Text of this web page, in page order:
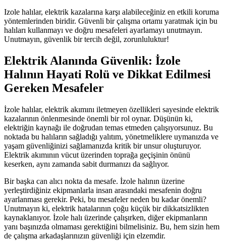
Izole halılar, elektrik kazalarına karşı alabileceğiniz en etkili koruma
yöntemlerinden biridir. Güvenli bir çalışma ortamı yaratmak için bu
halıları kullanmayı ve doğru mesafeleri ayarlamayı unutmayın.
Unutmayın, güvenlik bir tercih değil, zorunluluktur!
Elektrik Alanında Güvenlik: İzole
Halının Hayati Rolü ve Dikkat Edilmesi
Gereken Mesafeler
İzole halılar, elektrik akımını iletmeyen özellikleri sayesinde elektrik
kazalarının önlenmesinde önemli bir rol oynar. Düşünün ki,
elektriğin kaynağı ile doğrudan temas etmeden çalışıyorsunuz. Bu
noktada bu halıların sağladığı yalıtım, yönetmeliklere uymanızda ve
yaşam güvenliğinizi sağlamanızda kritik bir unsur oluşturuyor.
Elektrik akımının vücut üzerinden toprağa geçişinin önünü
keserken, aynı zamanda sabit durmanızı da sağlıyor.
Bir başka can alıcı nokta da mesafe. İzole halının üzerine
yerleştirdiğiniz ekipmanlarla insan arasındaki mesafenin doğru
ayarlanması gerekir. Peki, bu mesafeler neden bu kadar önemli?
Unutmayın ki, elektrik hatalarının çoğu küçük bir dikkatsizlikten
kaynaklanıyor. İzole halı üzerinde çalışırken, diğer ekipmanların
yanı başınızda olmaması gerektiğini bilmelisiniz. Bu, hem sizin hem
de çalışma arkadaşlarınızın güvenliği için elzemdir.